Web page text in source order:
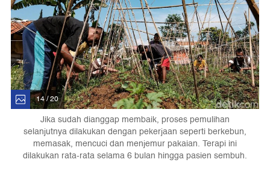
14 / 20
Jika sudah dianggap membaik, proses pemulihan
selanjutnya dilakukan dengan pekerjaan seperti berkebun,
memasak, mencuci dan menjemur pakaian. Terapi ini
dilakukan rata-rata selama 6 bulan hingga pasien sembuh.